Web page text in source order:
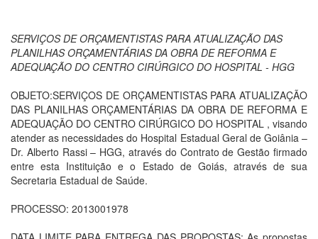
SERVIÇOS DE ORÇAMENTISTAS PARA ATUALIZAÇÃO DAS
PLANILHAS ORÇAMENTÁRIAS DA OBRA DE REFORMA E
ADEQUAÇÃO DO CENTRO CIRÚRGICO DO HOSPITAL - HGG
OBJETO:SERVIÇOS DE ORÇAMENTISTAS PARA ATUALIZAÇÃO
DAS PLANILHAS ORÇAMENTÁRIAS DA OBRA DE REFORMA E
ADEQUAÇÃO DO CENTRO CIRÚRGICO DO HOSPITAL , visando
atender as necessidades do Hospital Estadual Geral de Goiânia –
Dr. Alberto Rassi – HGG, através do Contrato de Gestão firmado
entre esta Instituição e o Estado de Goiás, através de sua
Secretaria Estadual de Saúde.
PROCESSO: 2013001978